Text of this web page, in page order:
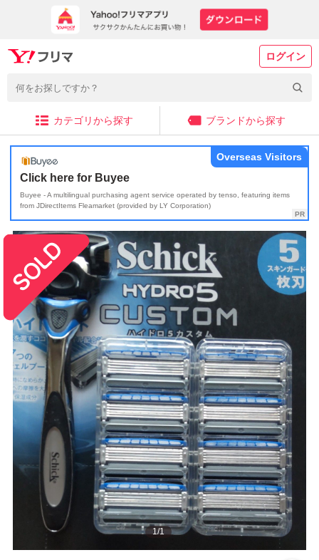
ログイン
カテゴリから探す ブランドから探す
Click here for Buyee
Buyee - A multilingual purchasing agent service operated by tenso, featuring items
from JDirectItems Fleamarket (provided by LY Corporation)
Overseas Visitors
1/1